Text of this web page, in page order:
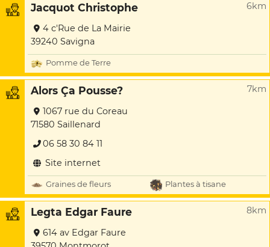
Jacquot Christophe 6km
4 c'Rue de La Mairie
39240 Savigna
Pomme de Terre
Alors Ça Pousse? 7km
1067 rue du Coreau
71580 Saillenard
06 58 30 84 11
Site internet
Graines de fleurs Plantes à tisane
Legta Edgar Faure 8km
614 av Edgar Faure